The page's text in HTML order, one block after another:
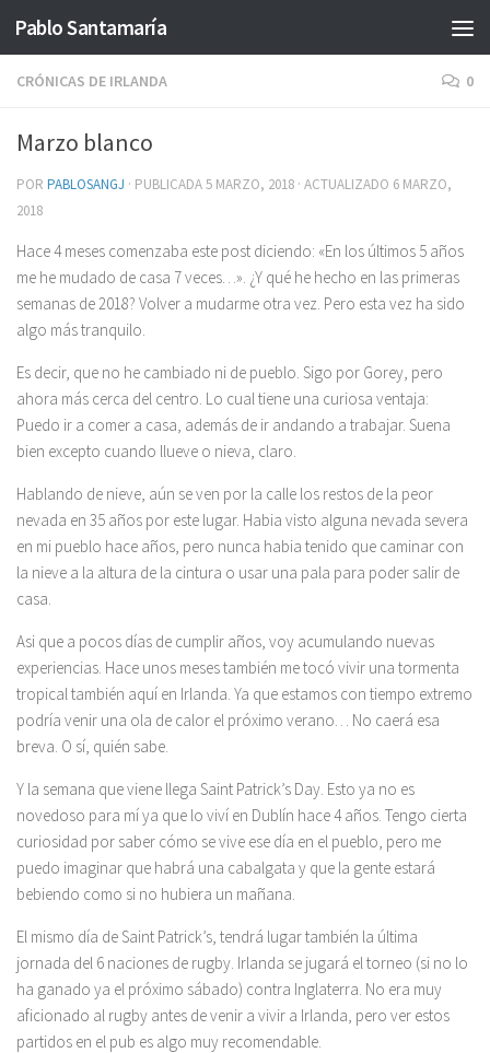
Saltar al contenido
Pablo Santamaría
CRÓNICAS DE IRLANDA 0
Marzo blanco
POR PABLOSANGJ · PUBLICADA5 MARZO, 2018 · ACTUALIZADO 6 MARZO,
2018
Hace 4 meses comenzaba este post diciendo: «En los últimos 5 años
me he mudado de casa 7 veces…». ¿Y qué he hecho en las primeras
semanas de 2018? Volver a mudarme otra vez. Pero esta vez ha sido
algo más tranquilo.
Es decir, que no he cambiado ni de pueblo. Sigo por Gorey, pero
ahora más cerca del centro. Lo cual tiene una curiosa ventaja:
Puedo ir a comer a casa, además de ir andando a trabajar. Suena
bien excepto cuando llueve o nieva, claro.
Hablando de nieve, aún se ven por la calle los restos de la peor
nevada en 35 años por este lugar. Habia visto alguna nevada severa
en mi pueblo hace años, pero nunca habia tenido que caminar con
la nieve a la altura de la cintura o usar una pala para poder salir de
casa.
Asi que a pocos días de cumplir años, voy acumulando nuevas
experiencias. Hace unos meses también me tocó vivir una tormenta
tropical también aquí en Irlanda. Ya que estamos con tiempo extremo
podría venir una ola de calor el próximo verano… No caerá esa
breva. O sí, quién sabe.
Y la semana que viene llega Saint Patrick’s Day. Esto ya no es
novedoso para mí ya que lo viví en Dublín hace 4 años. Tengo cierta
curiosidad por saber cómo se vive ese día en el pueblo, pero me
puedo imaginar que habrá una cabalgata y que la gente estará
bebiendo como si no hubiera un mañana.
El mismo día de Saint Patrick’s, tendrá lugar también la última
jornada del 6 naciones de rugby. Irlanda se jugará el torneo (si no lo
ha ganado ya el próximo sábado) contra Inglaterra. No era muy
aficionado al rugby antes de venir a vivir a Irlanda, pero ver estos
partidos en el pub es algo muy recomendable.